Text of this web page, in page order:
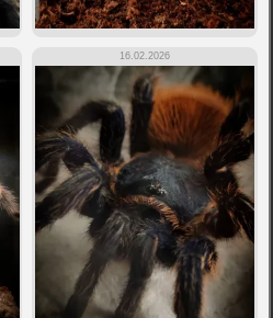
16.02.2026